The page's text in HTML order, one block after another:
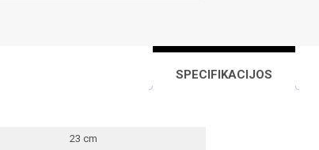
SPECIFIKACIJOS
23 cm